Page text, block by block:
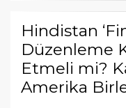
Hindistan
Düzenleme
Etmeli mi?
Amerika